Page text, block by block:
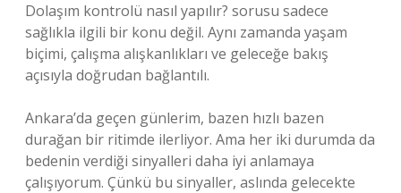
Dolaşım kontrolü nasıl yapılır? sorusu sadece
sağlıkla ilgili bir konu değil. Aynı zamanda yaşam
biçimi, çalışma alışkanlıkları ve geleceğe bakış
açısıyla doğrudan bağlantılı.
Ankara’da geçen günlerim, bazen hızlı bazen
durağan bir ritimde ilerliyor. Ama her iki durumda da
bedenin verdiği sinyalleri daha iyi anlamaya
çalışıyorum. Çünkü bu sinyaller, aslında gelecekte